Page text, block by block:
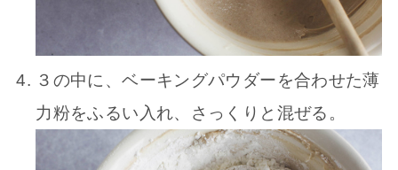
３の中に、ベーキングパウダーを合わせた薄
力粉をふるい入れ、さっくりと混ぜる。